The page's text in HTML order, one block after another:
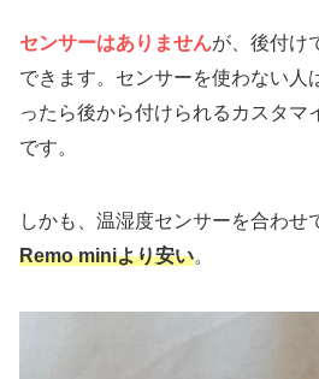
センサーはありませんが、後付け
できます。センサーを使わない人
ったら後から付けられる カスタマ
です。
しかも、温湿度センサーを合わせ
Remo miniより安い。